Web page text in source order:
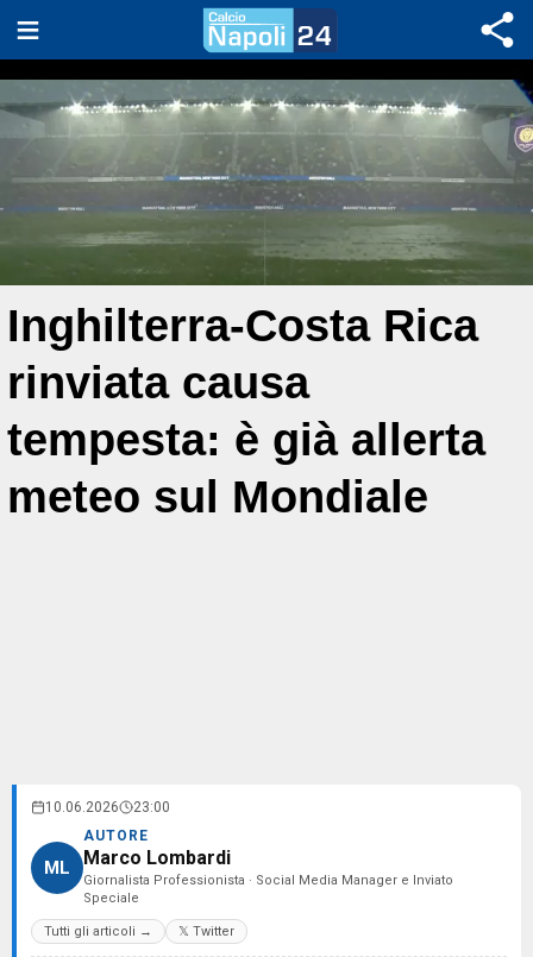
Inghilterra-Costa Rica
rinviata causa
tempesta: è già allerta
meteo sul Mondiale
10.06.2026 23:00
ML
AUTORE
Marco Lombardi
Giornalista Professionista · Social Media Manager e Inviato
Speciale
Tutti gli articoli → 𝕏 Twitter